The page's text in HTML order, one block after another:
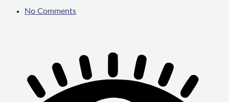
No Comments